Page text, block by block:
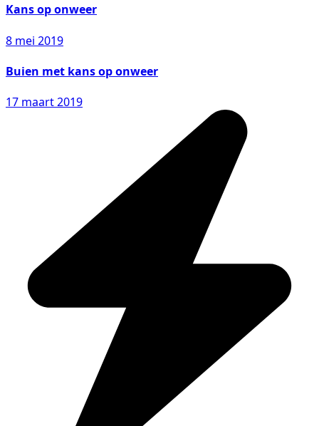
Kans op onweer
8 mei 2019
Buien met kans op onweer
17 maart 2019